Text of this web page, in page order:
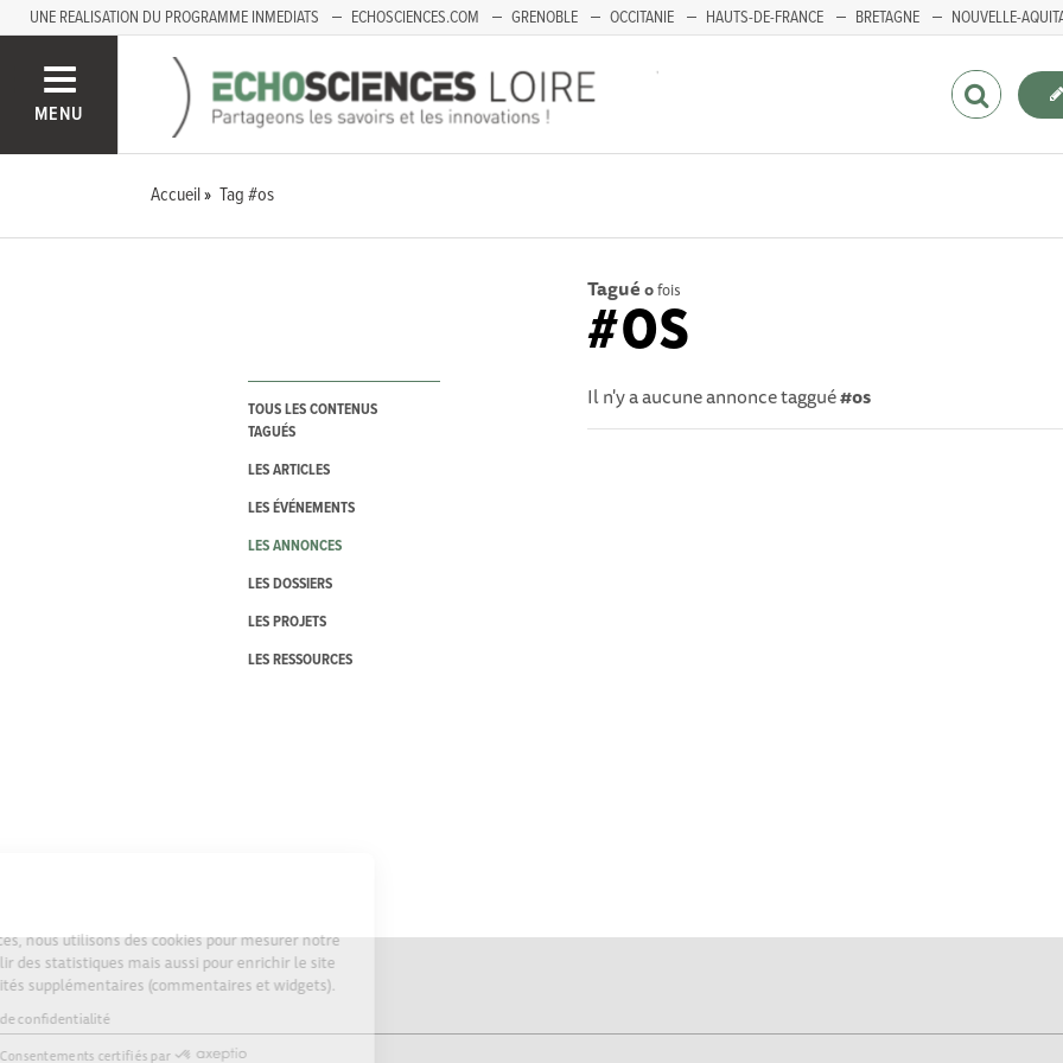
Sur Echosciences, nous utilisons des cookies pour mesurer notre
audience, établir des statistiques mais aussi pour enrichir le site
de fonctionnalités supplémentaires (commentaires et widgets).
Lire la politique de confidentialité
Consentements certifiés par
UNE REALISATION DU PROGRAMME INMEDIATS ECHOSCIENCES.COM GRENOBLE OCCITANIE HAUTS-DE-FRANCE BRETAGNE NOUVELLE-
MENU
Accueil Tag #os
TOUS LES CONTENUS
TAGUÉS
LES ARTICLES
LES ÉVÉNEMENTS
LES ANNONCES
LES DOSSIERS
LES PROJETS
LES RESSOURCES
Tagué 0fois
#OS
Il n'y a aucune annonce taggué#os